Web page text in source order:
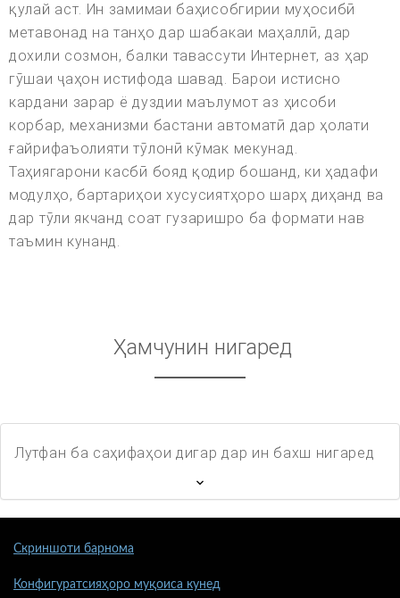
қулай аст. Ин замимаи баҳисобгирии муҳосибӣ
метавонад на танҳо дар шабакаи маҳаллӣ, дар
дохили созмон, балки тавассути Интернет, аз ҳар
гӯшаи ҷаҳон истифода шавад. Барои истисно
кардани зарар ё дуздии маълумот аз ҳисоби
корбар, механизми бастани автоматӣ дар ҳолати
ғайрифаъолияти тӯлонӣ кӯмак мекунад.
Таҳиягарони касбӣ бояд қодир бошанд, ки ҳадафи
модулҳо, бартариҳои хусусиятҳоро шарҳ диҳанд ва
дар тӯли якчанд соат гузаришро ба формати нав
таъмин кунанд.
Ҳамчунин нигаред
Лутфан ба саҳифаҳои дигар дар ин бахш нигаред
Скриншоти барнома
Конфигуратсияҳоро муқоиса кунед